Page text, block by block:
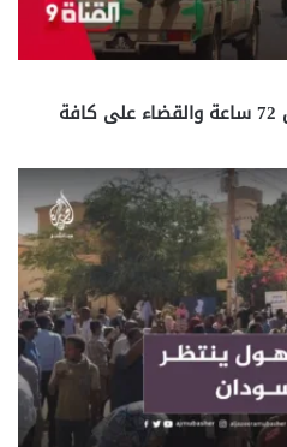
حسم الصراع في الخرطوم خلال 72 ساعة والقضاء على كافة